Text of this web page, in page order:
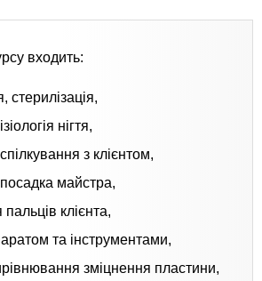
входить:
стерилізація,
нігтя,
з клієнтом,
майстра,
клієнта,
та інструментами,
зміцнення пластини,